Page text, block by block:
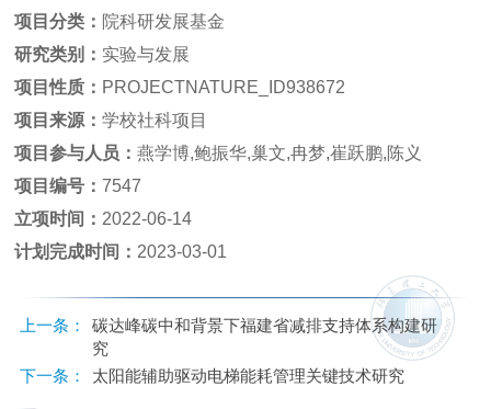
项目分类： 院科研发展基金
研究类别： 实验与发展
项目性质： PROJECTNATURE_ID938672
项目来源：学校社科项目
项目参与人员：燕学博,鲍振华,巢文,冉梦,崔跃鹏,陈义
项目编号：7547
立项时间： 2022-06-14
计划完成时间： 2023-03-01
上一条：
碳达峰碳中和背景下福建省减排支持体系构建研
究
下一条：
太阳能辅助驱动电梯能耗管理关键技术研究